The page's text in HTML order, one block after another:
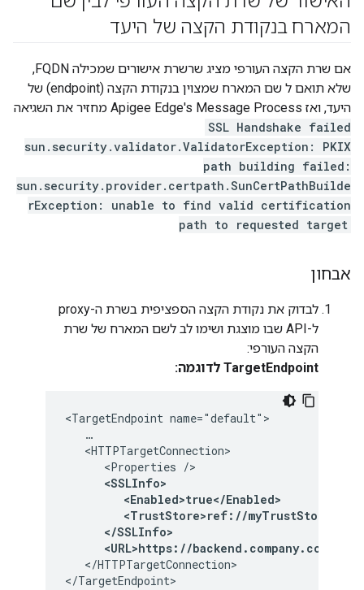
המארח בנקודת הקצה של היעד
אם שרת הקצה העורפי מציג שרשרת אישורים שמכילה FQDN,
שלא תואם ל שם המארח שמצוין בנקודת הקצה (endpoint) של
היעד, ואז Apigee Edge's Message Process מחזיר את השגיאה
SSL Handshake failed
sun.security.validator.ValidatorException: PKIX
path building failed:
sun.security.provider.certpath.SunCertPathBuilde
rException: unable to find valid certification
path to requested target
אבחון
לבדוק את נקודת הקצה הספציפית בשרת ה-proxy
ל-API שבו מוצגת ושימו לב לשם המארח של שרת
הקצה העורפי:
TargetEndpoint לדוגמה:
<TargetEndpoint name="default">
   …
   <HTTPTargetConnection>
      <Properties />
<SSLInfo>
         <Enabled>true</Enabled>
<TrustStore>ref://
      </SSLInfo>
<URL>https://backend.company.com/
   </HTTPTargetConnection>
</TargetEndpoint>